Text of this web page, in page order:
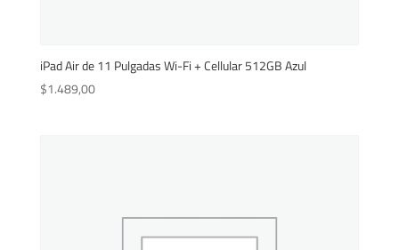
iPad Air de 11 Pulgadas Wi-Fi + Cellular 512GB Azul
$1.489,00